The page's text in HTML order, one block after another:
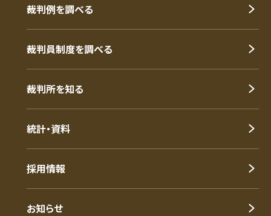
裁判例を調べる
裁判員制度を調べる
裁判所を知る
統計・資料
採用情報
お知らせ